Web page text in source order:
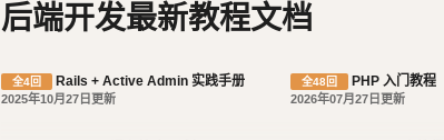
后端开发最新教程文档
全4回 Rails + Active Admin 实践手册
2025年10月27日更新
全48回 PHP 入门教程
2026年07月27日更新